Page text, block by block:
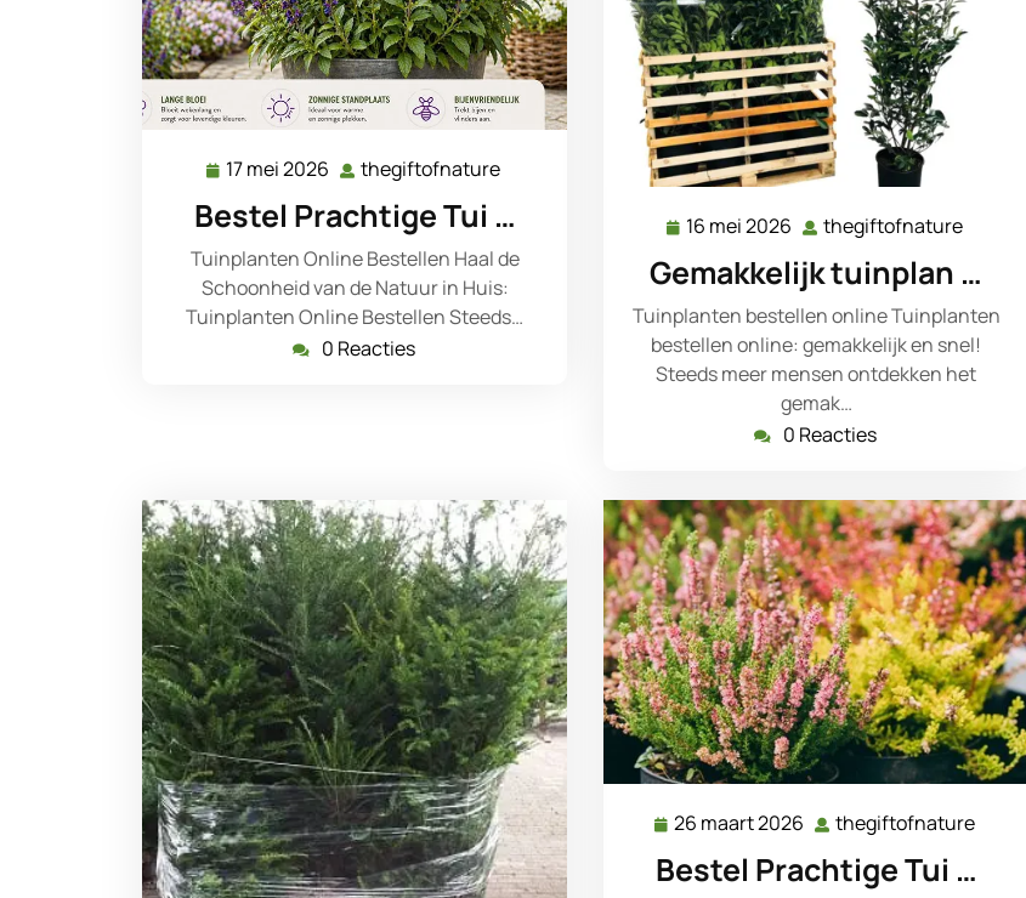
17 mei 2026 17
mei
2026
thegiftofnature
Bestel Prachtige Tui …
Tuinplanten Online Bestellen Haal de
Schoonheid van de Natuur in Huis:
Tuinplanten Online Bestellen Steeds…
0 Reacties
16 mei 2026 16
mei
2026
thegiftofnature
Gemakkelijk tuinplan …
Tuinplanten bestellen online Tuinplanten
bestellen online: gemakkelijk en snel!
Steeds meer mensen ontdekken het
gemak…
0 Reacties
26 maart 2026 26
maart
2026
thegiftofnature
Bestel Prachtige Tui …